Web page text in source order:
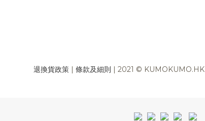
退換貨政策| 條款及細則 | 2021 © KUMOKUMO.HK